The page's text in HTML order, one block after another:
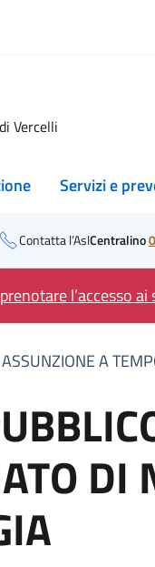
Vercelli
Servizi e
Contatta l’AslCentralino
l’accesso
A
DI